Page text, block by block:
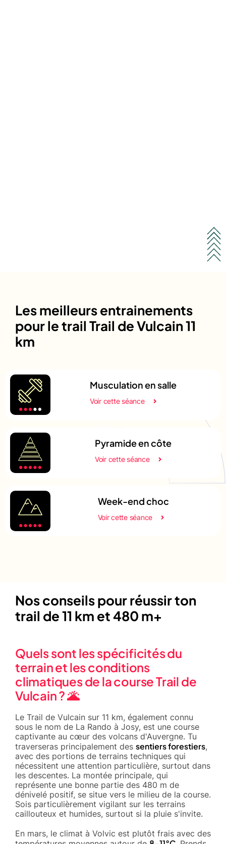
Les meilleurs entrainements
pour le trail Trail de Vulcain 11
km
Musculation en salle
Voir cette séance
Pyramide en côte
Voir cette séance
Week-end choc
Voir cette séance
Nos conseils pour réussir ton
trail de 11 km et 480 m+
Quels sont les spécificités du
terrain et les conditions
climatiques de la course Trail de
Vulcain ? 🌋
Le Trail de Vulcain sur 11 km, également connu
sous le nom de La Rando à Josy, est une course
captivante au cœur des volcans d'Auvergne. Tu
traverseras principalement des sentiers forestiers,
avec des portions de terrains techniques qui
nécessitent une attention particulière, surtout dans
les descentes. La montée principale, qui
représente une bonne partie des 480 m de
dénivelé positif, se situe vers le milieu de la course.
Sois particulièrement vigilant sur les terrains
caillouteux et humides, surtout si la pluie s'invite.
En mars, le climat à Volvic est plutôt frais avec des